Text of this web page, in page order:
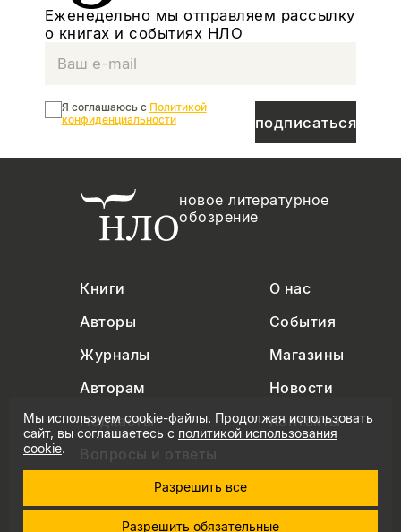
Еженедельно мы отправляем рассылку
о книгах и событиях НЛО
подписаться
Я соглашаюсь с Политикой
конфиденциальности
новое литературное
обозрение
Книги
О нас
Авторы
События
Журналы
Магазины
Авторам
Новости
Подкасты
Контакты
Вопросы и ответы
Мы используем cookie-файлы. Продолжая использовать
сайт, вы соглашаетесь с политикой использования
cookie.
Разрешить все
Разрешить обязательные